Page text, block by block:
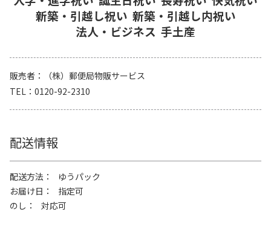
新築・引越し祝い 新築・引越し内祝い
法人・ビジネス 手土産
販売者
（株）郵便局物販サービス
TEL
0120-92-2310
配送情報
配送方法
ゆうパック
お届け日
指定可
のし
対応可